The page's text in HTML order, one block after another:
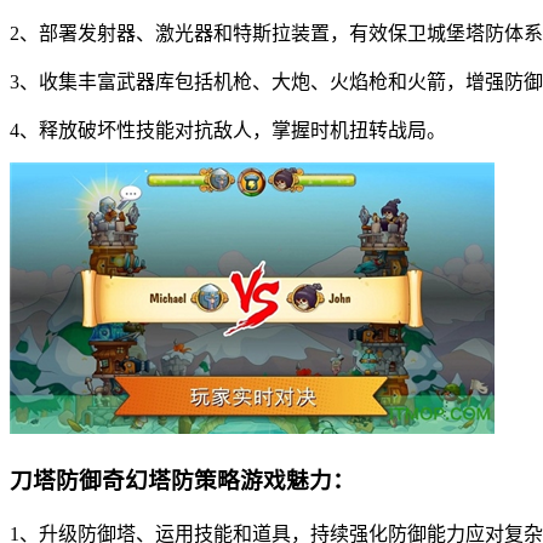
2、部署发射器、激光器和特斯拉装置，有效保卫城堡塔防体系
3、收集丰富武器库包括机枪、大炮、火焰枪和火箭，增强防御
4、释放破坏性技能对抗敌人，掌握时机扭转战局。
刀塔防御奇幻塔防策略游戏魅力：
1、升级防御塔、运用技能和道具，持续强化防御能力应对复杂